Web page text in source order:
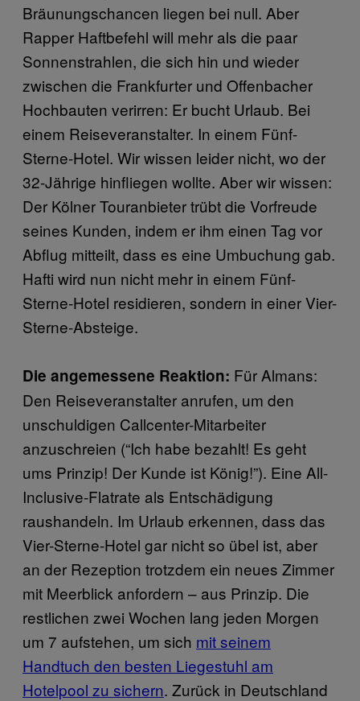
Bräunungschancen liegen bei null. Aber
Rapper Haftbefehl will mehr als die paar
Sonnenstrahlen, die sich hin und wieder
zwischen die Frankfurter und Offenbacher
Hochbauten verirren: Er bucht Urlaub. Bei
einem Reiseveranstalter. In einem Fünf-
Sterne-Hotel. Wir wissen leider nicht, wo der
32-Jährige hinfliegen wollte. Aber wir wissen:
Der Kölner Touranbieter trübt die Vorfreude
seines Kunden, indem er ihm einen Tag vor
Abflug mitteilt, dass es eine Umbuchung gab.
Hafti wird nun nicht mehr in einem Fünf-
Sterne-Hotel residieren, sondern in einer Vier-
Sterne-Absteige.
Die angemessene Reaktion: Für Almans:
Den Reiseveranstalter anrufen, um den
unschuldigen Callcenter-Mitarbeiter
anzuschreien (“Ich habe bezahlt! Es geht
ums Prinzip! Der Kunde ist König!”). Eine All-
Inclusive-Flatrate als Entschädigung
raushandeln. Im Urlaub erkennen, dass das
Vier-Sterne-Hotel gar nicht so übel ist, aber
an der Rezeption trotzdem ein neues Zimmer
mit Meerblick anfordern – aus Prinzip. Die
restlichen zwei Wochen lang jeden Morgen
um 7 aufstehen, um sich mit seinem
Handtuch den besten Liegestuhl am
Hotelpool zu sichern. Zurück in Deutschland